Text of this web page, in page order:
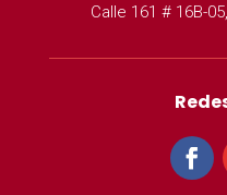
Calle 161 # 16B-